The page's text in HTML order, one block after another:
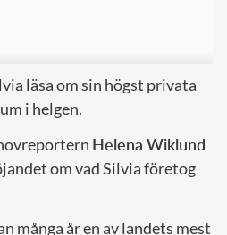
läsa om sin högst privata
i helgen.
Helena Wiklund
om vad Silvia företog
många år en av landets mest